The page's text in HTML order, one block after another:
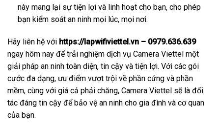
này mang lại sự tiện lợi và linh hoạt cho bạn, cho phép
bạn kiểm soát an ninh mọi lúc, mọi nơi.
Hãy liên hệ với https://lapwifiviettel.vn – 0979.636.639
ngay hôm nay để trải nghiệm dịch vụ Camera Viettel một
giải pháp an ninh toàn diện, tin cậy và tiện lợi. Với các gói
cước đa dạng, ưu điểm vượt trội về phần cứng và phần
mềm, cùng với giá cả phải chăng, Camera Viettel sẽ là đối
tác đáng tin cậy để bảo vệ an ninh cho gia đình và cơ quan
của bạn.